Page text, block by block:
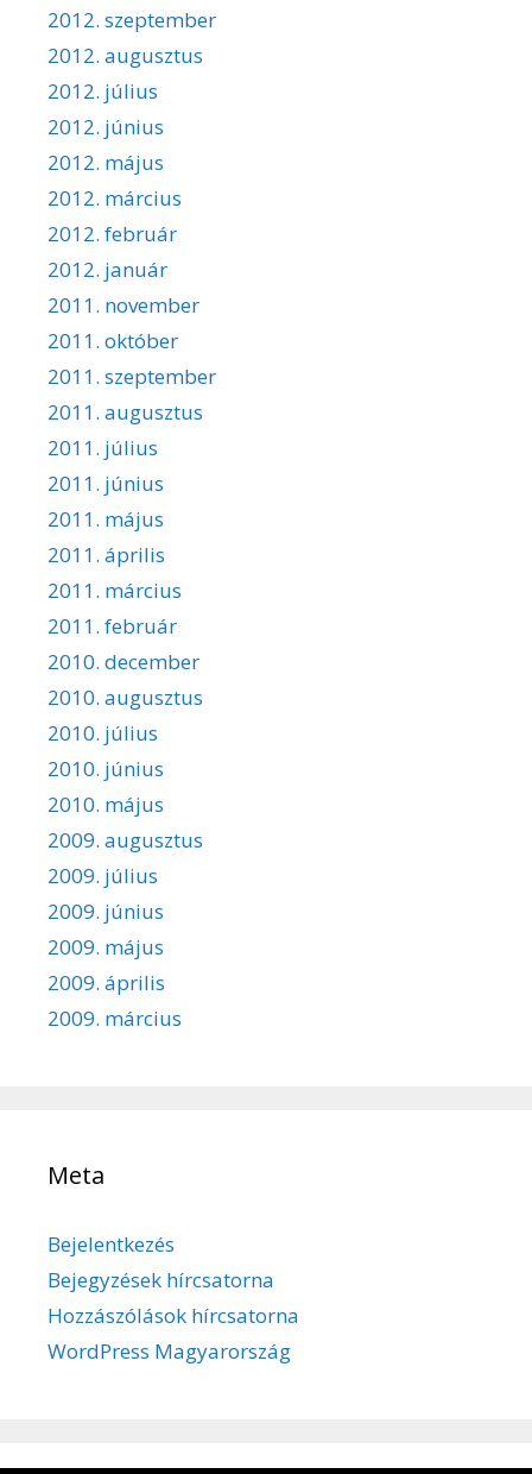
2012. szeptember
2012. augusztus
2012. július
2012. június
2012. május
2012. március
2012. február
2012. január
2011. november
2011. október
2011. szeptember
2011. augusztus
2011. július
2011. június
2011. május
2011. április
2011. március
2011. február
2010. december
2010. augusztus
2010. július
2010. június
2010. május
2009. augusztus
2009. július
2009. június
2009. május
2009. április
2009. március
Meta
Bejelentkezés
Bejegyzések hírcsatorna
Hozzászólások hírcsatorna
WordPress Magyarország